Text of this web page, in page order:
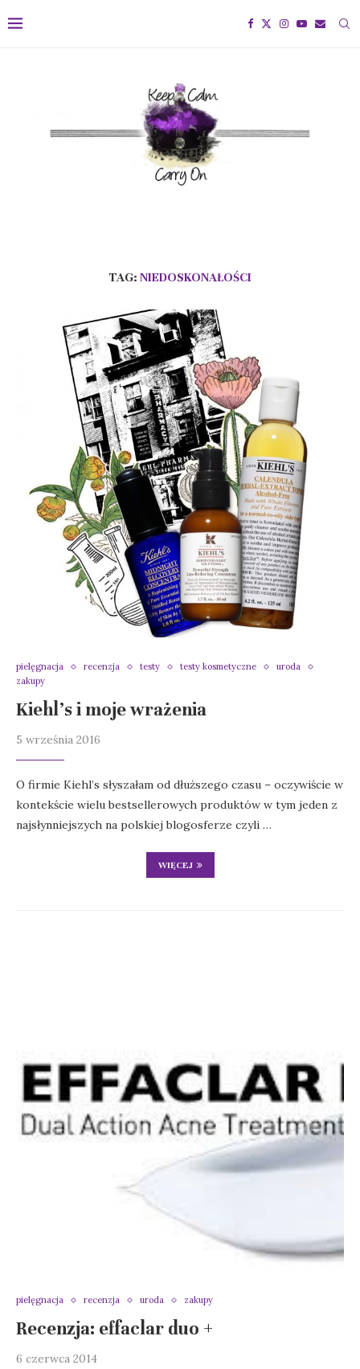
TAG: NIEDOSKONAŁOŚCI
pielęgnacja recenzja testy testy kosmetyczne
uroda
zakupy
Kiehl’s i moje wrażenia
5 września 2016
O firmie Kiehl’s słyszałam od dłuższego czasu – oczywiście w
kontekście wielu bestsellerowych produktów w tym jeden z
najsłynniejszych na polskiej blogosferze czyli …
WIĘCEJ
pielęgnacja recenzja uroda zakupy
Recenzja: effaclar duo +
6 czerwca 2014